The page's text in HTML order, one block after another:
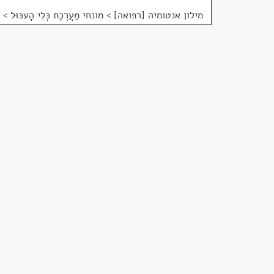
מילון אנטומיה [רפואה] > מונחי מַעֲרֶכֶת כְּלֵי הָעִכּוּל